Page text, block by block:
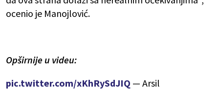
ocenio je Manojlović.
Opširnije u videu:
pic.twitter.com/xKhRySdJIQ — Arsil